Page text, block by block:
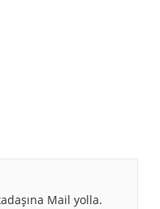
Mail yolla.